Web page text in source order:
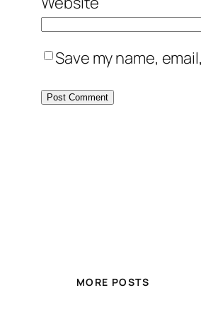
Save my name,
MORE POSTS